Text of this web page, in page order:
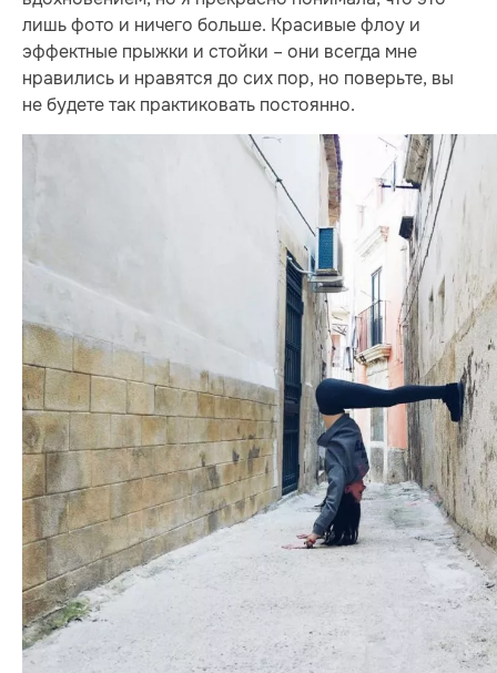
лишь фото и ничего больше. Красивые флоу и
эффектные прыжки и стойки – они всегда мне
нравились и нравятся до сих пор, но поверьте, вы
не будете так практиковать постоянно.